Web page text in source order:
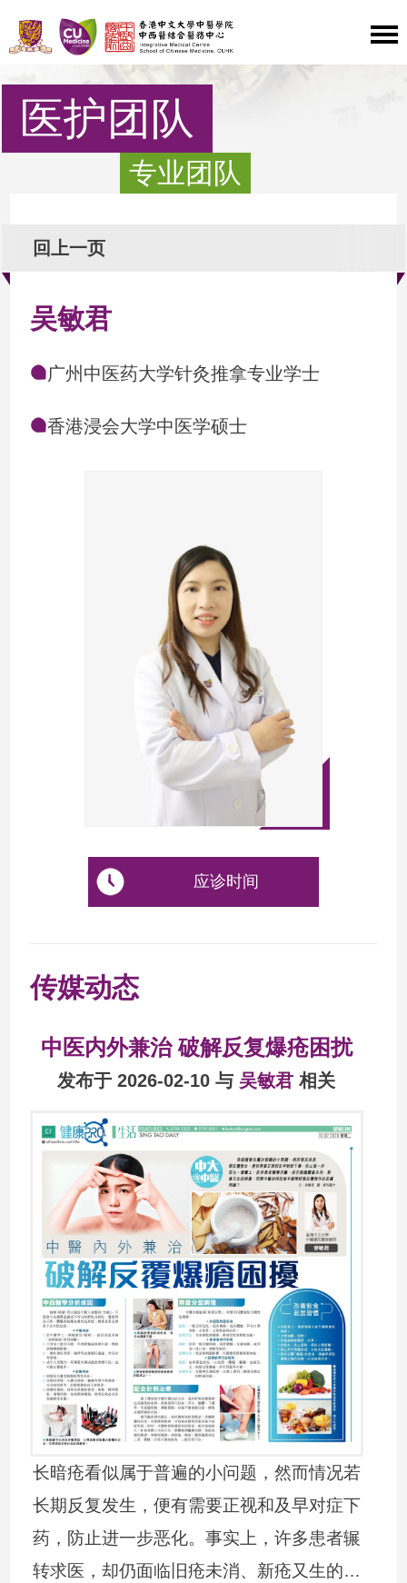
医护团队
专业团队
回上一页
吴敏君
广州中医药大学针灸推拿专业学士
香港浸会大学中医学硕士
应诊时间
传媒动态
中医内外兼治 破解反复爆疮困扰
发布于 2026-02-10 与 吴敏君相关
长暗疮看似属于普遍的小问题，然而情况若
长期反复发生，便有需要正视和及早对症下
药，防止进一步恶化。事实上，许多患者辗
转求医，却仍面临旧疮未消、新疮又生的困